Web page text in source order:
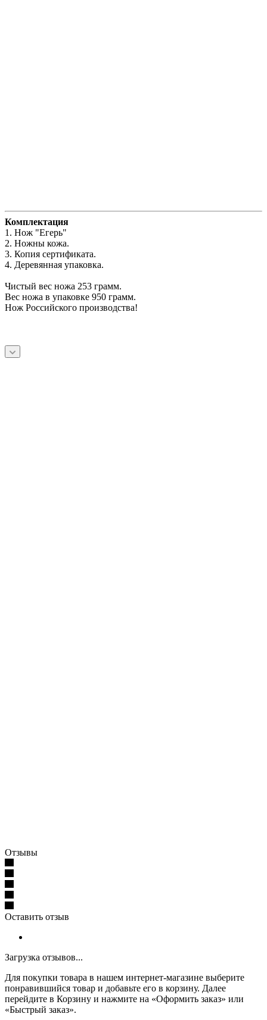
Комплектация
1. Нож "Егерь"
2. Ножны кожа.
3. Копия сертификата.
4. Деревянная упаковка.
Чистый вес ножа 253 грамм.
Вес ножа в упаковке 950 грамм.
Нож Российского производства!
Отзывы
Оставить отзыв
Загрузка отзывов...
Для покупки товара в нашем интернет-магазине выберите
понравившийся товар и добавьте его в корзину. Далее
перейдите в Корзину и нажмите на «Оформить заказ» или
«Быстрый заказ».